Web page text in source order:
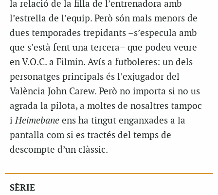
la relació de la filla de l’entrenadora amb
l’estrella de l’equip. Però són mals menors de
dues temporades trepidants –s’especula amb
que s’està fent una tercera– que podeu veure
en V.O.C. a Filmin. Avís a futboleres: un dels
personatges principals és l’exjugador del
València John Carew. Però no importa si no us
agrada la pilota, a moltes de nosaltres tampoc
iHeimebane ens ha tingut enganxades a la
pantalla com si es tractés del temps de
descompte d’un clàssic.
SÈRIE